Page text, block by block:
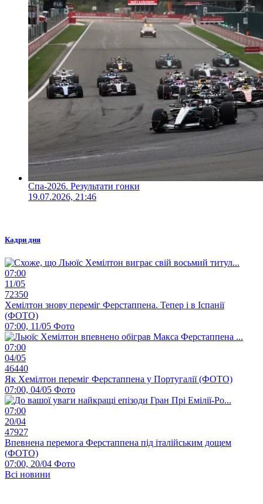
Спа-2026. Результати гонки
19.07.2026, 21:46
Кадри дня
07:00
11/05
72350
Хемілтон знову переміг Ферстаппена. Тепер і в Іспанії
(ФОТО)
07:00, 11/05 Фото
07:00
04/05
46440
Як Хемілтон переміг Ферстаппена у Португалії (ФОТО)
07:00, 04/05 Фото
07:00
20/04
47927
Впевнена перемога Ферстаппена під італійським дощем
(ФОТО)
07:00, 20/04 Фото
Всі новини